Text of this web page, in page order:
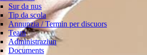
Sur da nus
Tip da scola
Annunzia / Termin per discuors
Team
Administraziun
Documents